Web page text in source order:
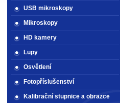
USB mikroskopy
Mikroskopy
HD kamery
Lupy
Osvětlení
Fotopříslušenství
Kalibrační stupnice a obrazce